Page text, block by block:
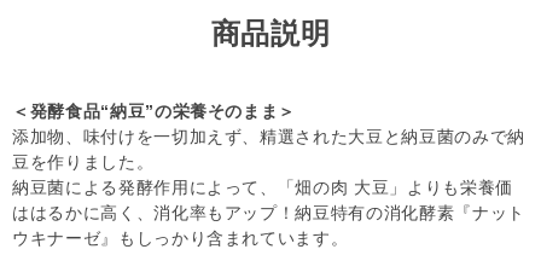
【キャンセルについてご注意】
い場合がございます。
(「発送予定日のお知らせメール」をお送りする前であれ
ば、メール・お電話・マイページにてご注文をキャンセルい
ただけます。）
商品説明
＜発酵食品“納豆”の栄養そのまま＞
添加物、味付けを一切加えず、精選された大豆と納豆菌のみで納
豆を作りました。
納豆菌による発酵作用によって、「畑の肉 大豆」よりも栄養価
ははるかに高く、消化率もアップ！納豆特有の消化酵素『ナット
ウキナーゼ』もしっかり含まれています。